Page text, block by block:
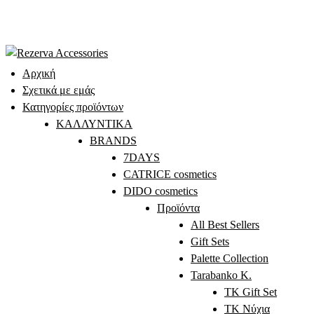
content
Αρχική
Σχετικά με εμάς
Κατηγορίες προϊόντων
ΚΑΛΛΥΝΤΙΚΑ
BRANDS
7DAYS
CATRICE cosmetics
DIDO cosmetics
Προϊόντα
All Best Sellers
Gift Sets
Palette Collection
Tarabanko K.
TK Gift Set
TK Νύχια